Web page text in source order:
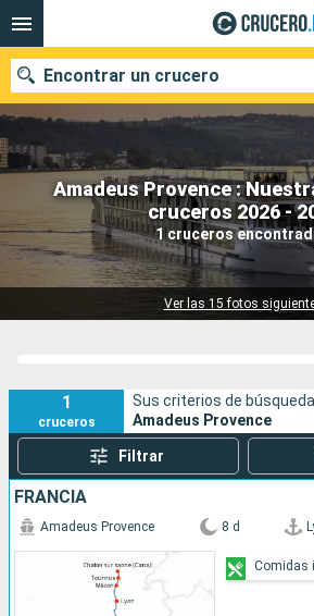
Amadeus Provence :
cruceros 2026 -
1 cruceros
Ver las 15 fotos
Encontrar un crucero
Nuestros destinos
Fecha de salida
1
cruceros
Sus criterios de
Amadeus Provence
Filtrar
FRANCIA
Amadeus Provence 8 d
Comidas